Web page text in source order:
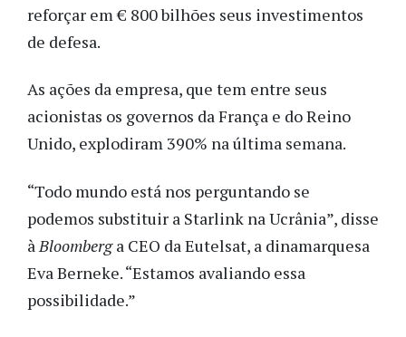
reforçar em€ 800 bilhões seus investimentos
de defesa.
As ações da empresa, que tem entre seus
acionistas os governos da França e do Reino
Unido, explodiram 390% na última semana.
“Todo mundo está nos perguntando se
podemos substituir a Starlink na Ucrânia”, disse
à Bloomberga CEO da Eutelsat, a dinamarquesa
Eva Berneke. “Estamos avaliando essa
possibilidade.”